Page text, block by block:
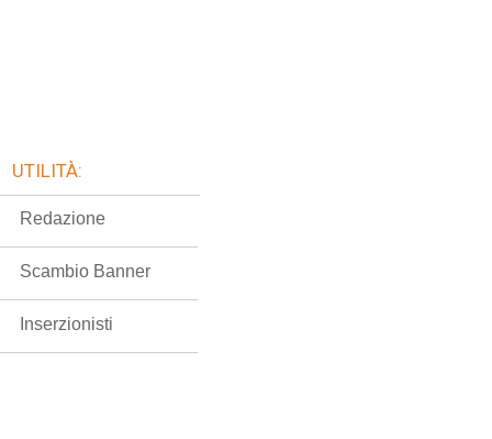
UTILITÀ:
Redazione
Scambio Banner
Inserzionisti